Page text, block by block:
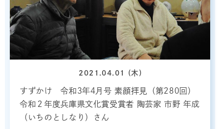
2021.04.01 (木)
すずかけ 令和3年4月号 素顔拝見（第280回）
令和２年度兵庫県文化賞受賞者 陶芸家 市野 年成
（いちのとしなり）さん